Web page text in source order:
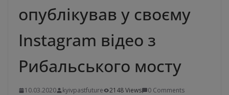
опублікував у своєму
Instagram відео з
Рибальського мосту
10.03.2020 kyivpastfuture 2148 Views
0 Comments